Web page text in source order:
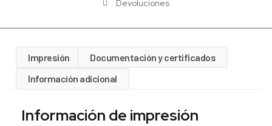
Devoluciones
Impresión
Documentación y certificados
Información adicional
Información de impresión